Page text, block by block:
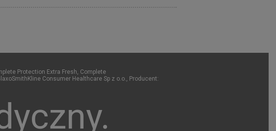
Protection Extra Fresh, Complete
Consumer Healthcare Sp z o.o., Producent: